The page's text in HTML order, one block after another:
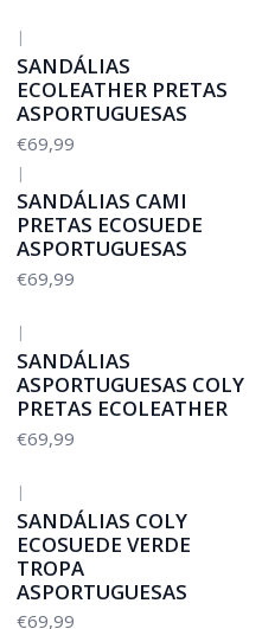
|
SANDÁLIAS
ECOLEATHER PRETAS
ASPORTUGUESAS
€69,99
|
SANDÁLIAS CAMI
PRETAS ECOSUEDE
ASPORTUGUESAS
€69,99
|
SANDÁLIAS
ASPORTUGUESAS COLY
PRETAS ECOLEATHER
€69,99
|
SANDÁLIAS COLY
ECOSUEDE VERDE
TROPA
ASPORTUGUESAS
€69,99